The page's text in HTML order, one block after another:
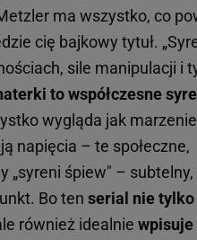
ma wszystko, co
cię bajkowy tytuł.
sile manipulacji i
to współczesne
wygląda jak
napięcia – te społeczne,
„syreni śpiew" – subtelny,
Bo ten serial nie tylko
również idealnie wpisuje